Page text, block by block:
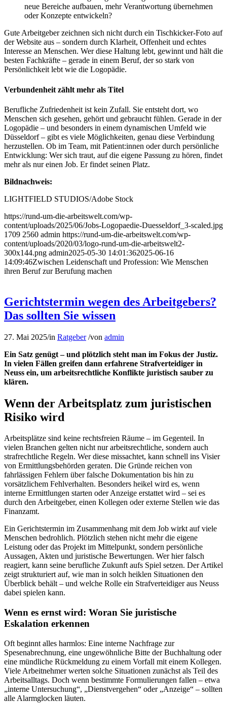
neue Bereiche aufbauen, mehr Verantwortung übernehmen
oder Konzepte entwickeln?
Gute Arbeitgeber zeichnen sich nicht durch ein Tischkicker-Foto auf
der Website aus – sondern durch Klarheit, Offenheit und echtes
Interesse an Menschen. Wer diese Haltung lebt, gewinnt und hält die
besten Fachkräfte – gerade in einem Beruf, der so stark von
Persönlichkeit lebt wie die Logopädie.
Verbundenheit zählt mehr als Titel
Berufliche Zufriedenheit ist kein Zufall. Sie entsteht dort, wo
Menschen sich gesehen, gehört und gebraucht fühlen. Gerade in der
Logopädie – und besonders in einem dynamischen Umfeld wie
Düsseldorf – gibt es viele Möglichkeiten, genau diese Verbindung
herzustellen. Ob im Team, mit Patient:innen oder durch persönliche
Entwicklung: Wer sich traut, auf die eigene Passung zu hören, findet
mehr als nur einen Job. Er findet seinen Platz.
Bildnachweis:
LIGHTFIELD STUDIOS/Adobe Stock
https://rund-um-die-arbeitswelt.com/wp-
content/uploads/2025/06/Jobs-Logopaedie-Duesseldorf_3-scaled.jpg
1709 2560 admin https://rund-um-die-arbeitswelt.com/wp-
content/uploads/2020/03/logo-rund-um-die-arbeitswelt2-
300x144.png admin2025-05-30 14:01:362025-06-16
14:09:46Zwischen Leidenschaft und Profession: Wie Menschen
ihren Beruf zur Berufung machen
Gerichtstermin wegen des Arbeitgebers?
Das sollten Sie wissen
27. Mai 2025/in Ratgeber /von admin
Ein Satz genügt – und plötzlich steht man im Fokus der Justiz.
In vielen Fällen greifen dann erfahrene Strafverteidiger in
Neuss ein, um arbeitsrechtliche Konflikte juristisch sauber zu
klären.
Wenn der Arbeitsplatz zum juristischen
Risiko wird
Arbeitsplätze sind keine rechtsfreien Räume – im Gegenteil. In
vielen Branchen gelten nicht nur arbeitsrechtliche, sondern auch
strafrechtliche Regeln. Wer diese missachtet, kann schnell ins Visier
von Ermittlungsbehörden geraten. Die Gründe reichen von
fahrlässigen Fehlern über falsche Dokumentation bis hin zu
vorsätzlichem Fehlverhalten. Besonders heikel wird es, wenn
interne Ermittlungen starten oder Anzeige erstattet wird – sei es
durch den Arbeitgeber, einen Kollegen oder externe Stellen wie das
Finanzamt.
Ein Gerichtstermin im Zusammenhang mit dem Job wirkt auf viele
Menschen bedrohlich. Plötzlich stehen nicht mehr die eigene
Leistung oder das Projekt im Mittelpunkt, sondern persönliche
Aussagen, Akten und juristische Bewertungen. Wer hier falsch
reagiert, kann seine berufliche Zukunft aufs Spiel setzen. Der Artikel
zeigt strukturiert auf, wie man in solch heiklen Situationen den
Überblick behält – und welche Rolle ein Strafverteidiger aus Neuss
dabei spielen kann.
Wenn es ernst wird: Woran Sie juristische
Eskalation erkennen
Oft beginnt alles harmlos: Eine interne Nachfrage zur
Spesenabrechnung, eine ungewöhnliche Bitte der Buchhaltung oder
eine mündliche Rückmeldung zu einem Vorfall mit einem Kollegen.
Viele Arbeitnehmer werten solche Situationen zunächst als Teil des
Arbeitsalltags. Doch wenn bestimmte Formulierungen fallen – etwa
„interne Untersuchung“, „Dienstvergehen“ oder „Anzeige“ – sollten
alle Alarmglocken läuten.